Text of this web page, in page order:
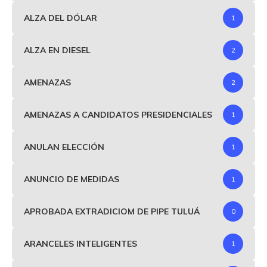
ALZA DEL DÓLAR 1
ALZA EN DIESEL 2
AMENAZAS 2
AMENAZAS A CANDIDATOS PRESIDENCIALES 1
ANULAN ELECCIÓN 1
ANUNCIO DE MEDIDAS 1
APROBADA EXTRADICIOM DE PIPE TULUÁ 0
ARANCELES INTELIGENTES 1